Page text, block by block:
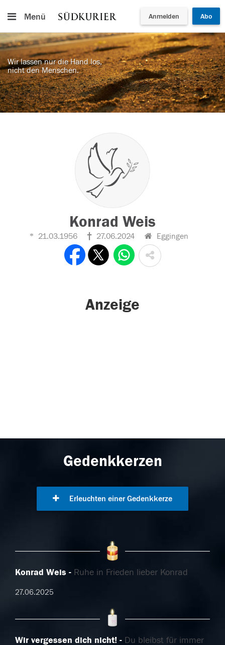
Menü Anmelden Abo
Wir lassen nur die Hand los,
nicht den Menschen.
Konrad Weis
21.03.1956 27.06.2024 Eggingen
Anzeige
Gedenkkerzen
Erleuchten einer Gedenkkerze
Konrad Weis Ruhe in Frieden lieber Konrad
27.06.2025
Wir vergessen dich nicht!
Du bleibst für immer